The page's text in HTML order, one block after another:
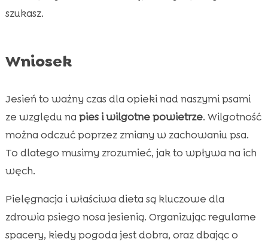
szukasz.
Wniosek
Jesień to ważny czas dla opieki nad naszymi psami
ze względu na pies i wilgotne powietrze. Wilgotność
można odczuć poprzez zmiany w zachowaniu psa.
To dlatego musimy zrozumieć, jak to wpływa na ich
węch.
Pielęgnacja i właściwa dieta są kluczowe dla
zdrowia psiego nosa jesienią. Organizując regularne
spacery, kiedy pogoda jest dobra, oraz dbając o